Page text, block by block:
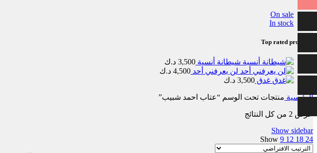
On sale
In stock
Top rated products
شيطانة أنسية 3,500 د.ك
لن يعرفني أحد 4,500 د.ك
غدق 3,500 د.ك
الرئيسية منتجات تحت الوسم “عتاب احمد شبيب”
عرض ⁦2⁩ من كل النتائج
Show sidebar
Show 9 12 18 24